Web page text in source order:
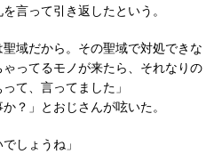
言って引き返したという。
聖域だから。その聖域で対処できな
ってるモノが来たら、それなりの
て、言ってました」
？」とおじさんが呟いた。
しょうね」